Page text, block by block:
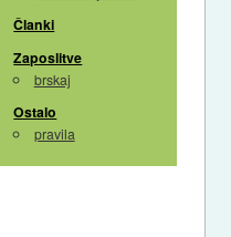
Članki
Zaposlitve
brskaj
Ostalo
pravila